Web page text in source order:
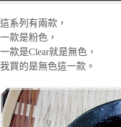
這系列有兩款，
一款是粉色，
一款是Clear就是無色，
我買的是無色這一款。